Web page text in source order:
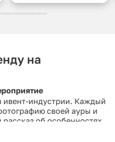
на
ивент-индустрии. Каждый
своей ауры и
об особенностях
специалиста.